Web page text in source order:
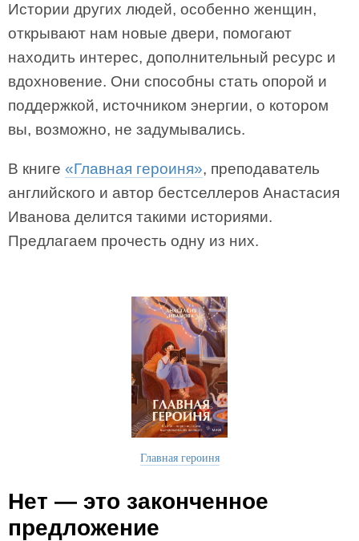
Истории других людей, особенно женщин,
открывают нам новые двери, помогают
находить интерес, дополнительный ресурс и
вдохновение. Они способны стать опорой и
поддержкой, источником энергии, о котором
вы, возможно, не задумывались.
В книге «Главная героиня», преподаватель
английского и автор бестселлеров Анастасия
Иванова делится такими историями.
Предлагаем прочесть одну из них.
Главная героиня
Нет — это законченное
предложение